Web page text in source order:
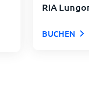
RIA
BUCHEN